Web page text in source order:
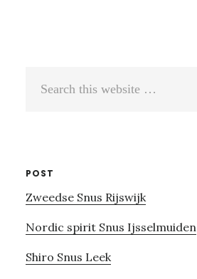
POST
Zweedse Snus Rijswijk
Nordic spirit Snus Ijsselmuiden
Shiro Snus Leek